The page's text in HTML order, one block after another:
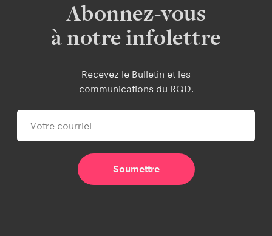
Abonnez-vous
à notre infolettre
Recevez le Bulletin et les
communications du RQD.